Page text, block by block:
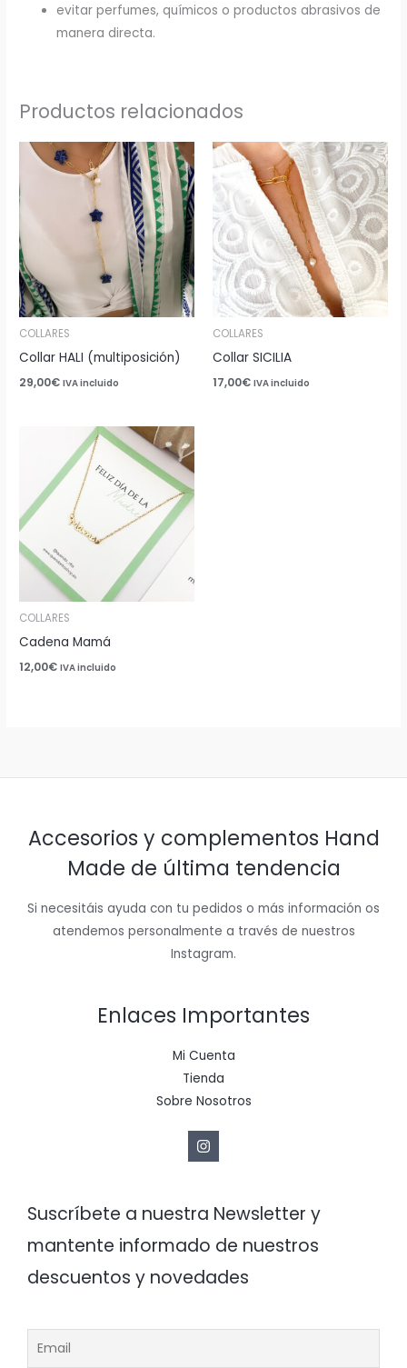
evitar perfumes, químicos o productos abrasivos de
manera directa.
Productos relacionados
COLLARES
Collar HALI (multiposición)
29,00€ IVA incluido
COLLARES
Collar SICILIA
17,00€ IVA incluido
COLLARES
Cadena Mamá
12,00€ IVA incluido
Accesorios y complementos Hand
Made de última tendencia
Si necesitáis ayuda con tu pedidos o más información os
atendemos personalmente a través de nuestros
Instagram.
Enlaces Importantes
Mi Cuenta
Tienda
Sobre Nosotros
Suscríbete a nuestra Newsletter y
mantente informado de nuestros
descuentos y novedades